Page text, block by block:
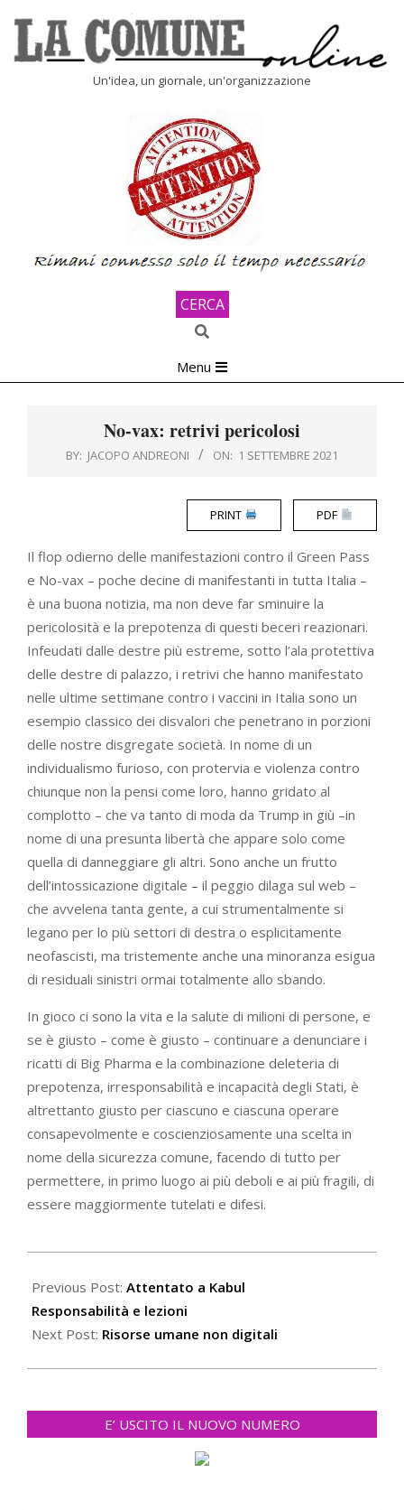
content
Un'idea, un giornale, un'organizzazione
CERCA
Search
Navigation
Menu
No-vax: retrivi pericolosi
BY: JACOPO ANDREONI ON: 1 SETTEMBRE 2021
PRINT PDF
Il flop odierno delle manifestazioni contro il Green Pass
e No-vax – poche decine di manifestanti in tutta Italia –
è una buona notizia, ma non deve far sminuire la
pericolosità e la prepotenza di questi beceri reazionari.
Infeudati dalle destre più estreme, sotto l’ala protettiva
delle destre di palazzo, i retrivi che hanno manifestato
nelle ultime settimane contro i vaccini in Italia sono un
esempio classico dei disvalori che penetrano in porzioni
delle nostre disgregate società. In nome di un
individualismo furioso, con protervia e violenza contro
chiunque non la pensi come loro, hanno gridato al
complotto – che va tanto di moda da Trump in giù –in
nome di una presunta libertà che appare solo come
quella di danneggiare gli altri. Sono anche un frutto
dell’intossicazione digitale – il peggio dilaga sul web –
che avvelena tanta gente, a cui strumentalmente si
legano per lo più settori di destra o esplicitamente
neofascisti, ma tristemente anche una minoranza esigua
di residuali sinistri ormai totalmente allo sbando.
In gioco ci sono la vita e la salute di milioni di persone, e
se è giusto – come è giusto – continuare a denunciare i
ricatti di Big Pharma e la combinazione deleteria di
prepotenza, irresponsabilità e incapacità degli Stati, è
altrettanto giusto per ciascuno e ciascuna operare
consapevolmente e coscienziosamente una scelta in
nome della sicurezza comune, facendo di tutto per
permettere, in primo luogo ai più deboli e ai più fragili, di
essere maggiormente tutelati e difesi.
09-
01
Previous Post: Attentato a Kabul
Responsabilità e lezioni
Next Post: Risorse umane non digitali
E’ USCITO IL NUOVO NUMERO